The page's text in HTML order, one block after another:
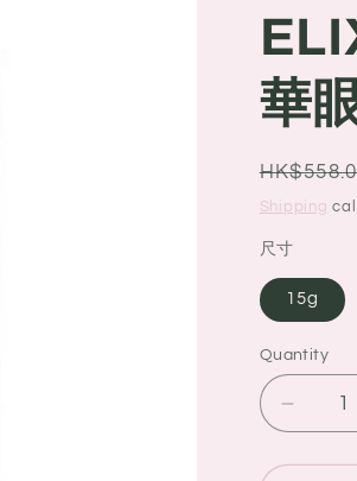
華
Regular
price
Shipping
尺寸
15g
Quantity
Quantity
for